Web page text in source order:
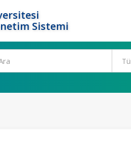
Sistemi